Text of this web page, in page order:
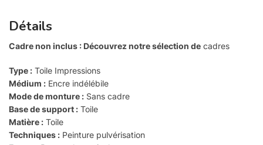
Détails
Cadre non inclus : Découvrez notresélection de cadres
Type : Toile Impressions
Médium : Encre indélébile
Mode de monture : Sans cadre
Base de support : Toile
Matière : Toile
Techniques : Peinture pulvérisation